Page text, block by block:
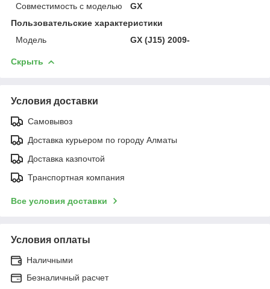
Совместимость с моделью
GX
Пользовательские характеристики
Модель
GX (J15) 2009-
Скрыть
Условия доставки
Самовывоз
Доставка курьером по городу Алматы
Доставка казпочтой
Транспортная компания
Все условия доставки
Условия оплаты
Наличными
Безналичный расчет